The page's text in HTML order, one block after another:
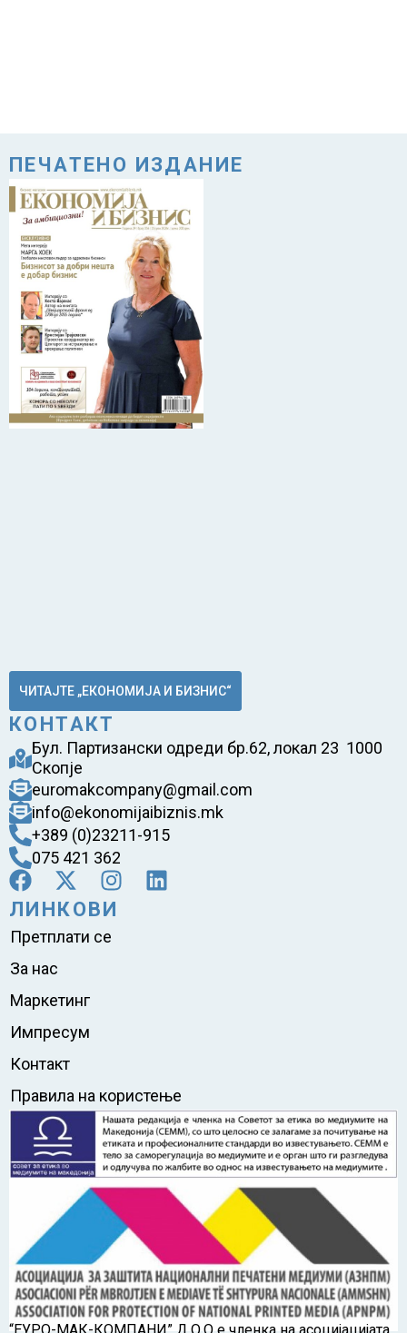
ПЕЧАТЕНО ИЗДАНИЕ
ЧИТАЈТЕ „ЕКОНОМИЈА И БИЗНИС“
КОНТАКТ
Бул. Партизански одреди бр.62, локал 23 1000
Скопје
euromakcompany@gmail.com
info@ekonomijaibiznis.mk
+389 (0)23211-915
075 421 362
ЛИНКОВИ
Претплати се
За нас
Маркетинг
Импресум
Контакт
Правила на користење